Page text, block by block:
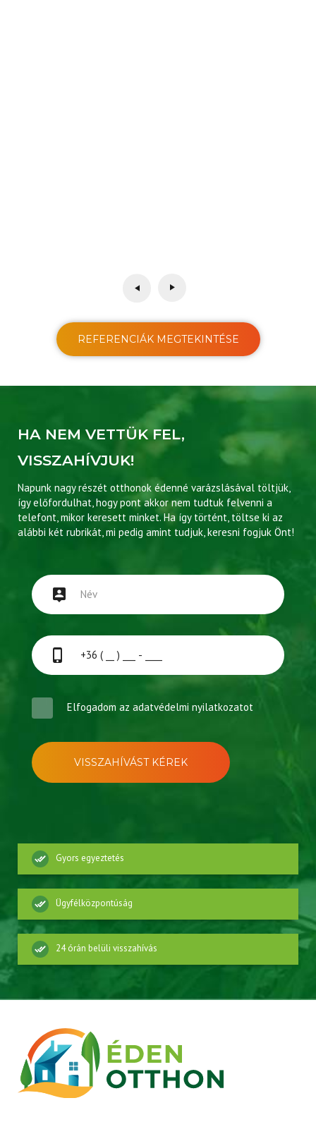
REFERENCIÁK MEGTEKINTÉSE
HA NEM VETTÜK FEL,
VISSZAHÍVJUK!
Napunk nagy részét otthonok édenné varázslásával töltjük,
így előfordulhat, hogy pont akkor nem tudtuk felvenni a
telefont, mikor keresett minket. Ha így történt, töltse ki az
alábbi két rubrikát, mi pedig amint tudjuk, keresni fogjuk Önt!
VISSZAHÍVÁST KÉREK
Elfogadom az adatvédelmi nyilatkozatot
Gyors egyeztetés
Ügyfélközpontúság
24 órán belüli visszahívás